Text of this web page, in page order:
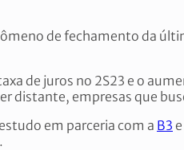
de fechamento da
de juros no 2S23 e o
distante, empresas que
em parceria com a B3
.